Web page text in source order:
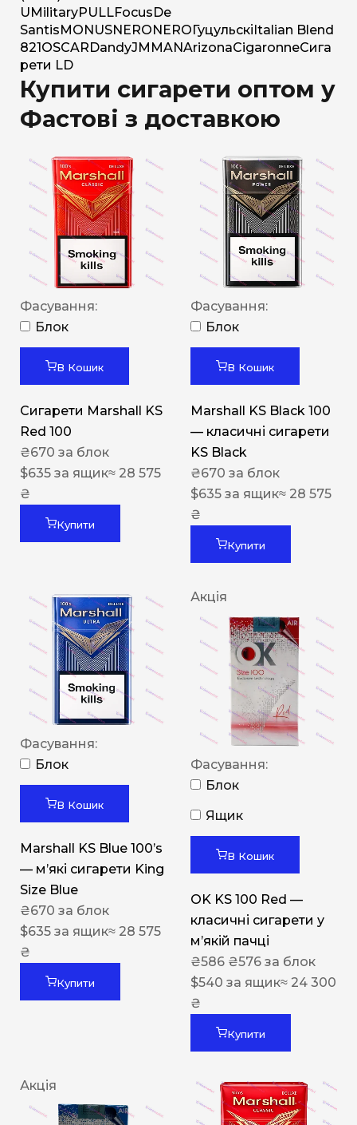
U MilitaryPULLFocus De
Santis MONUSNERO NERO Гуцульскі Italian Blend
821 OSCAR DandyJM MANArizonaCigaronneСига
рети LD
Купити сигарети оптом у
Фастові з доставкою
Фасування:
Блок
В Кошик
Сигарети Marshall KS
Red 100
₴670 за блок
$635 за ящик≈ 28 575
₴
Купити
Фасування:
Блок
В Кошик
Marshall KS Black 100
— класичні сигарети
KS Black
₴670 за блок
$635 за ящик≈ 28 575
₴
Купити
Фасування:
Блок
В Кошик
Marshall KS Blue 100’s
— м’які сигарети King
Size Blue
₴670 за блок
$635 за ящик≈ 28 575
₴
Купити
Акція
Фасування:
Блок
Ящик
В Кошик
OK KS 100 Red —
класичні сигарети у
м’якій пачці
₴586 ₴576 за блок
$540 за ящик≈ 24 300
₴
Купити
Акція